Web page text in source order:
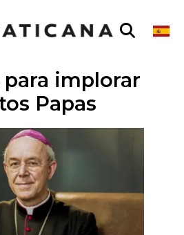
implorar
Papas